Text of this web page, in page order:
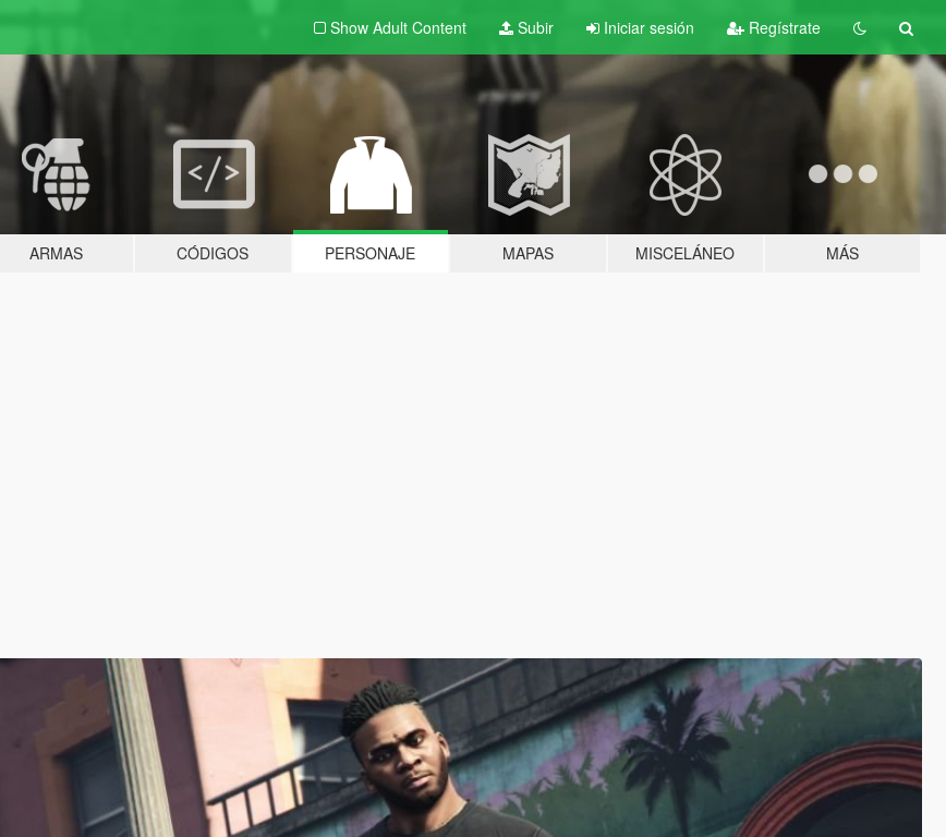
Show Adult Content Subir Iniciar sesión Regístrate
ARMAS CÓDIGOS PERSONAJE MAPAS MISCELÁNEO MÁS